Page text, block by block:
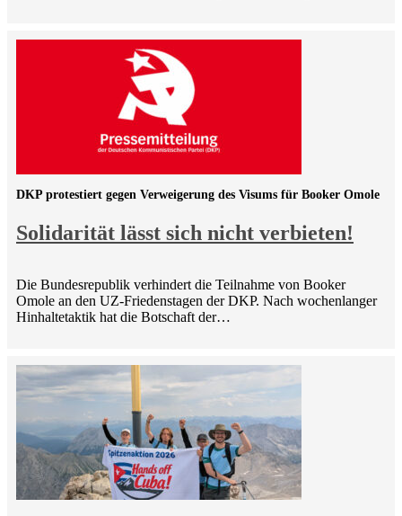
Solidarität lässt sich nicht verbieten!
DKP protestiert gegen Verweigerung des Visums für Booker Omole
Die Bundesrepublik verhindert die Teilnahme von Booker
Omole an den UZ-Friedenstagen der DKP. Nach wochenlanger
Hinhaltetaktik hat die Botschaft der…